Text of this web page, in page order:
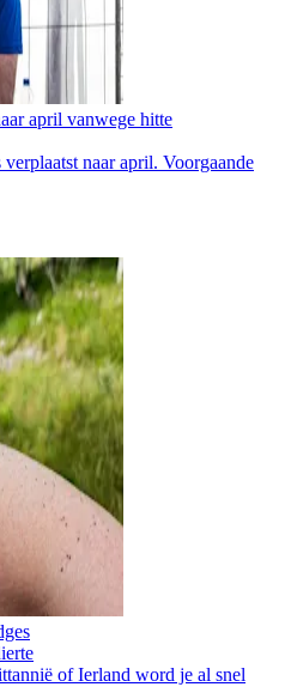
april vanwege hitte
naar april. Voorgaande
of Ierland word je al snel